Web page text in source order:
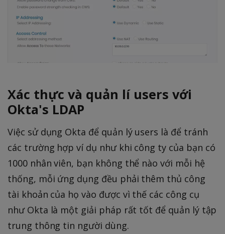
Xác thực và quản lí users với
Okta's LDAP
Việc sử dụng Okta để quản lý users là để tránh
các trường hợp ví dụ như khi công ty của bạn có
1000 nhân viên, bạn không thể nào với mỗi hệ
thống, mỗi ứng dụng đều phải thêm thủ công
tài khoản của họ vào được vì thế các công cụ
như Okta là một giải pháp rất tốt để quản lý tập
trung thông tin người dùng.